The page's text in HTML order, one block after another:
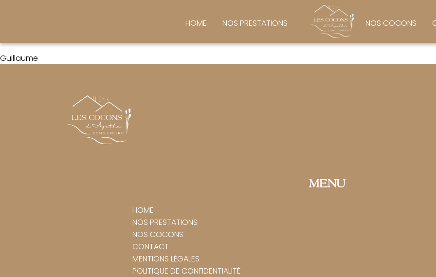
HOME NOS PRESTATIONS NOS COCONS
Je confie mon appartement à Mme GUENOLE depuis 6 mois. Très satisfait des services proposés, elle s’occupe
Guillaume
MENU
HOME
NOS PRESTATIONS
NOS COCONS
CONTACT
MENTIONS LÉGALES
POLITIQUE DE CONFIDENTIALITÉ